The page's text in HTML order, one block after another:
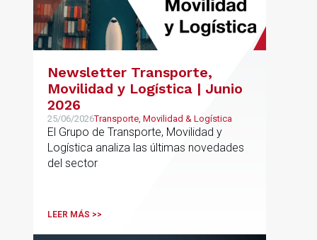
Newsletter Transporte,
Movilidad y Logística | Junio
2026
25/06/2026Transporte, Movilidad & Logística
El Grupo de Transporte, Movilidad y
Logística analiza las últimas novedades
del sector
LEER MÁS >>